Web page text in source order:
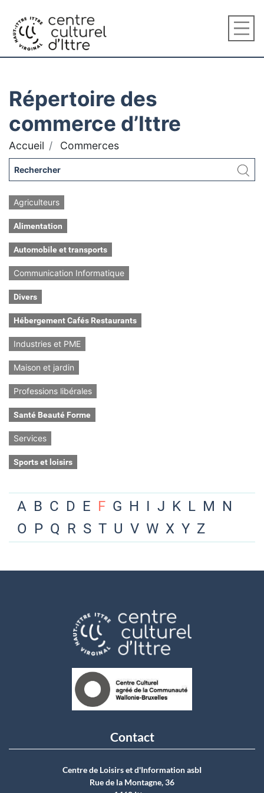
Répertoire des
commerce d’Ittre
Accueil Commerces
Agriculteurs
Alimentation
Automobile et transports
Communication Informatique
Divers
Hébergement Cafés Restaurants
Industries et PME
Maison et jardin
Professions libérales
Santé Beauté Forme
Services
Sports et loisirs
A B C D E F G H I J K L M N
O P Q R S T U V W X Y Z
Contact
Centre de Loisirs et d'Information asbI
Rue de la Montagne, 36